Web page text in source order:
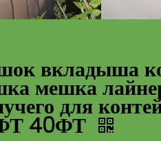
вкладыша
мешка
для
40ФТ